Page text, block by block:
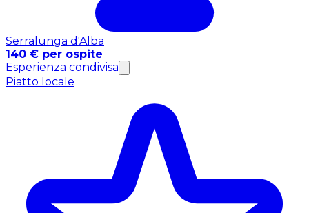
Serralunga d'Alba
140 € per ospite
Esperienza condivisa
Piatto locale